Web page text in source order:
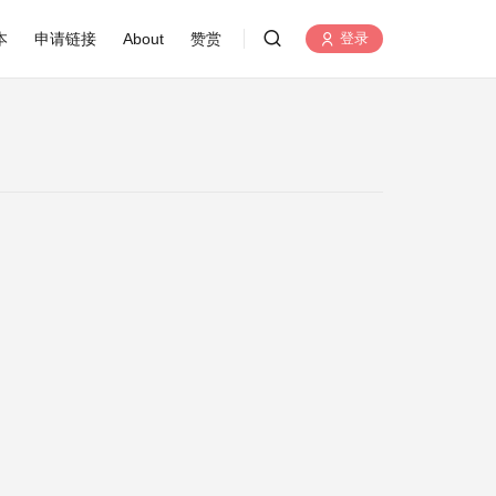
申请链接 About 赞赏 登录